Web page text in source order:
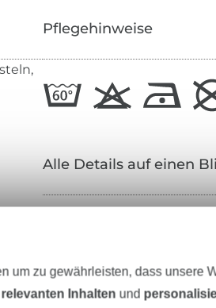
Pflegehinweise
Alle Details auf einen
Farbe:
um zu gewährleisten, dass unsere
Inhalten und